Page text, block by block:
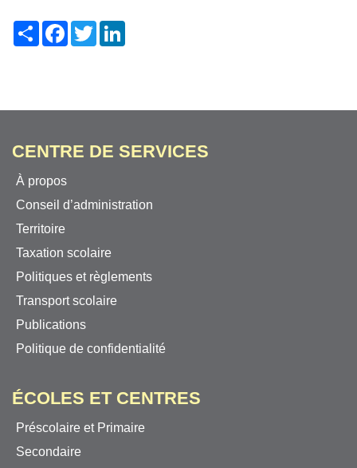
ShareFacebook
Twitter
CENTRE DE SERVICES
À propos
Conseil d’administration
Territoire
Taxation scolaire
Politiques et règlements
Transport scolaire
Publications
Politique de confidentialité
ÉCOLES ET CENTRES
Préscolaire et Primaire
Secondaire